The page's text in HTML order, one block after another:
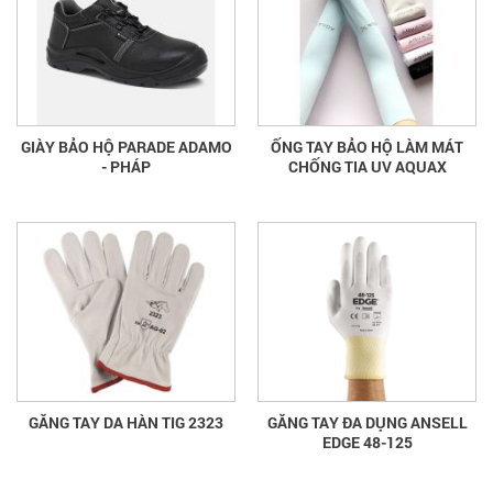
GIÀY BẢO HỘ PARADE ADAMO
- PHÁP
ỐNG TAY BẢO HỘ LÀM MÁT
CHỐNG TIA UV AQUAX
GĂNG TAY DA HÀN TIG 2323
GĂNG TAY ĐA DỤNG ANSELL
EDGE 48-125